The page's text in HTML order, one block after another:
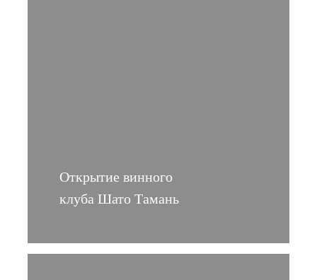
Открытие винного
клуба Шато Тамань